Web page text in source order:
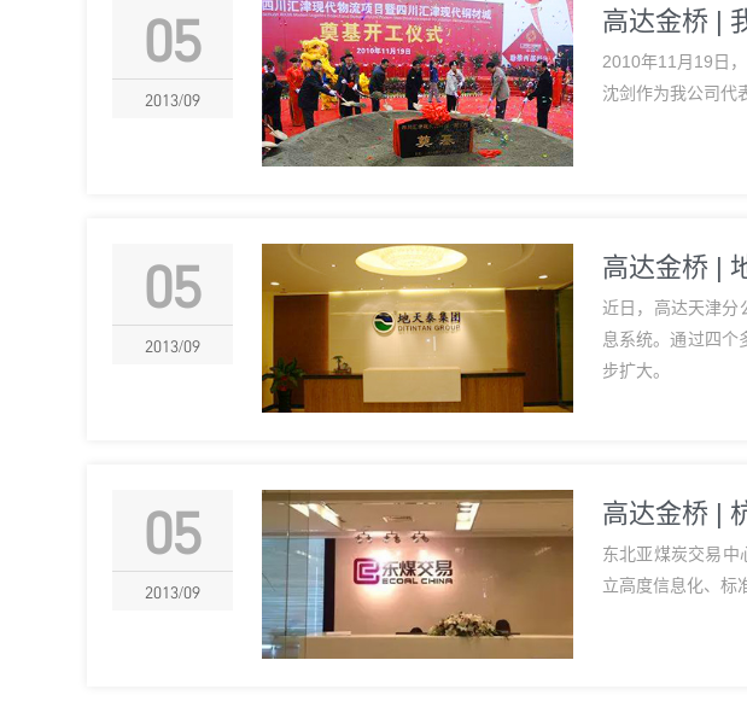
05
2013/09
高达金桥 |
2010年11月19日
沈剑作为我公司代
05
2013/09
高达金桥 |
近日，高达天津分
息系统。通过四个
步扩大。
05
2013/09
高达金桥 |
东北亚煤炭交易中
立高度信息化、标